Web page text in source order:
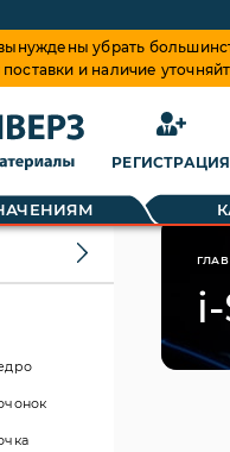
убрать
и наличие
РЕГИСТРАЦИЯ